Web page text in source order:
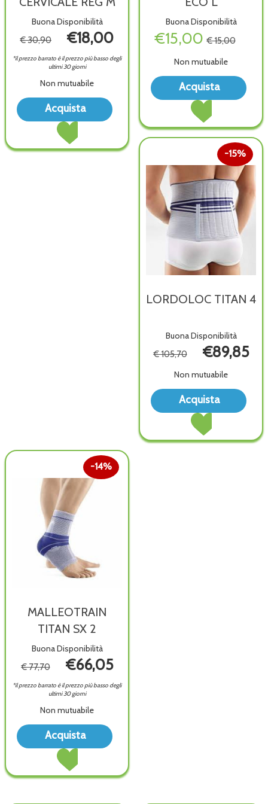
Buona Disponibilità
€ 30,90 €18,00
*il prezzo barrato è il prezzo più basso degli
ultimi 30 giorni
Non mutuabile
Acquista
Acquista COLLARE
REG
Acquista COLLARE
CERVICALE
M alla
wishlist
Buona Disponibilità
€15,00 € 15,00
Non mutuabile
Acquista
Acquista
ECO
L al
carrello
L
LORDOLOC TITAN 4
Buona Disponibilità
15%
€ 105,70 €89,85
Non mutuabile
Acquista
Acquista
4 al
MALLEOTRAIN
TITAN SX 2
Buona Disponibilità
14%
€ 77,70 €66,05
*il prezzo barrato è il prezzo più basso degli
ultimi 30 giorni
Non mutuabile
Acquista
Acquista MALLEOTRAIN
SX
2 alla
wishlist